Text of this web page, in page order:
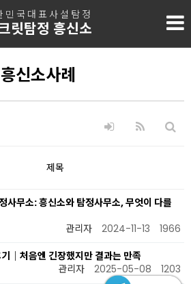
민국대표사설탐정
릿탐정 흥신소
흥신소사례
제목
사무소: 흥신소와 탐정사무소, 무엇이 다를
관리자
2024-11-13 1966
｜처음엔 긴장했지만 결과는 만족
관리자
2025-05-08 1203